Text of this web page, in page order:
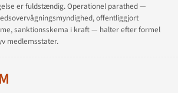
er fuldstændig. Operationel parathed —
offentliggjort
sanktionsskema i kraft — halter efter formel
medlemsstater.